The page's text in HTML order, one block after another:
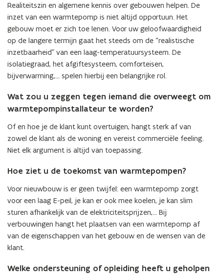
Realiteitszin en algemene kennis over gebouwen helpen. De
inzet van een warmtepomp is niet altijd opportuun. Het
gebouw moet er zich toe lenen. Voor uw geloofwaardigheid
op de langere termijn gaat het steeds om de “realistische
inzetbaarheid” van een laag-temperatuursysteem. De
isolatiegraad, het afgiftesysteem, comforteisen,
bijverwarming,… spelen hierbij een belangrijke rol.
Wat zou u zeggen tegen iemand die overweegt om
warmtepompinstallateur te worden?
Of en hoe je de klant kunt overtuigen, hangt sterk af van
zowel de klant als de woning en vereist commerciële feeling.
Niet elk argument is altijd van toepassing.
Hoe ziet u de toekomst van warmtepompen?
Voor nieuwbouw is er geen twijfel: een warmtepomp zorgt
voor een laag E-peil, je kan er ook mee koelen, je kan slim
sturen afhankelijk van de elektriciteitsprijzen,… Bij
verbouwingen hangt het plaatsen van een warmtepomp af
van de eigenschappen van het gebouw en de wensen van de
klant.
Welke ondersteuning of opleiding heeft u geholpen